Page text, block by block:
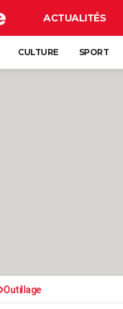
ACTUALITÉS
CULTURE SPORT
Outillage